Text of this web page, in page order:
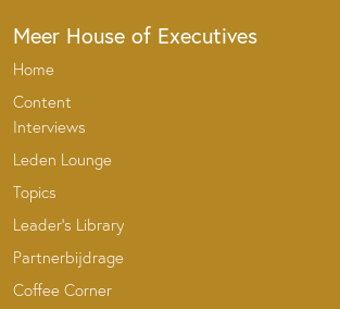
Meer House of Executives
Home
Content
Interviews
Leden Lounge
Topics
Leader’s Library
Partnerbijdrage
Coffee Corner